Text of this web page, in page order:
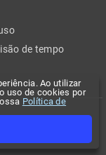
Ao utilizar
uso de cookies por
Política de
de tempo
reservados.